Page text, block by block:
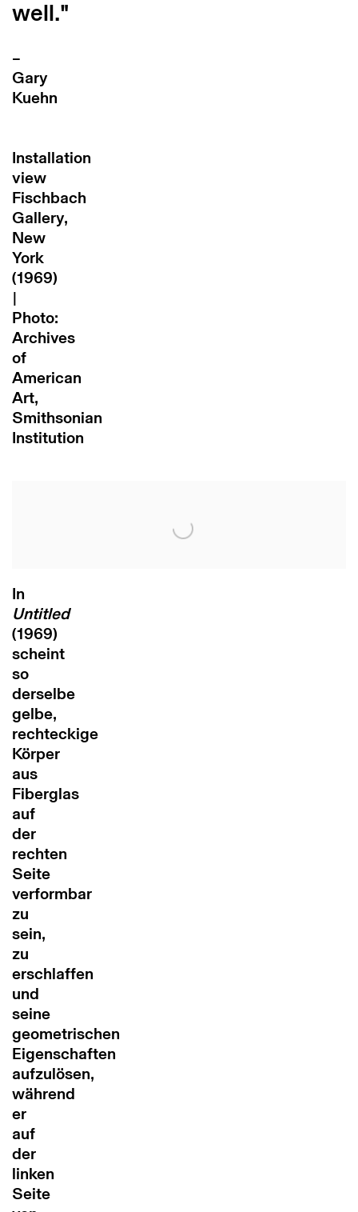
well."
–
Gary
Kuehn
Installation
view
Fischbach
Gallery,
New
York
(1969)
Photo:
Archives
of
American
Art,
Smithsonian
Institution
In
Untitled
(1969)
scheint
so
derselbe
gelbe,
rechteckige
Körper
aus
Fiberglas
auf
der
rechten
Seite
verformbar
zu
sein,
zu
erschlaffen
und
seine
geometrischen
Eigenschaften
aufzulösen,
während
er
auf
der
linken
Seite